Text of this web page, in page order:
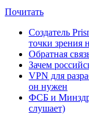
Почитать
Создатель
точки зрения
Обратная
Зачем
VPN для
он нужен
ФСБ и
слушает)